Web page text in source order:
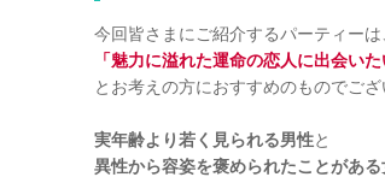
今回皆さまにご紹介するパーティーは
「魅力に溢れた運命の恋人に出会い
とお考えの方におすすめのものでござ
実年齢より若く見られる男性と
異性から容姿を褒められたことがある